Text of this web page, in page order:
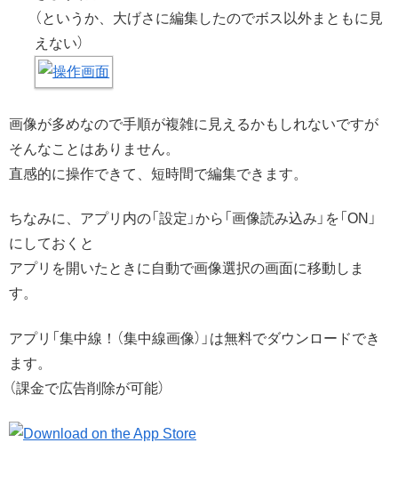
（というか、大げさに編集したのでボス以外まともに見
えない）
画像が多めなので手順が複雑に見えるかもしれないですが
そんなことはありません。
直感的に操作できて、短時間で編集できます。
ちなみに、アプリ内の「設定」から「画像読み込み」を「ON」
にしておくと
アプリを開いたときに自動で画像選択の画面に移動しま
す。
アプリ「集中線！（集中線画像）」は無料でダウンロードでき
ます。
（課金で広告削除が可能）